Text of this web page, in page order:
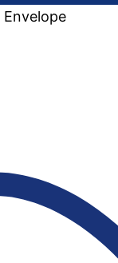
Envelope